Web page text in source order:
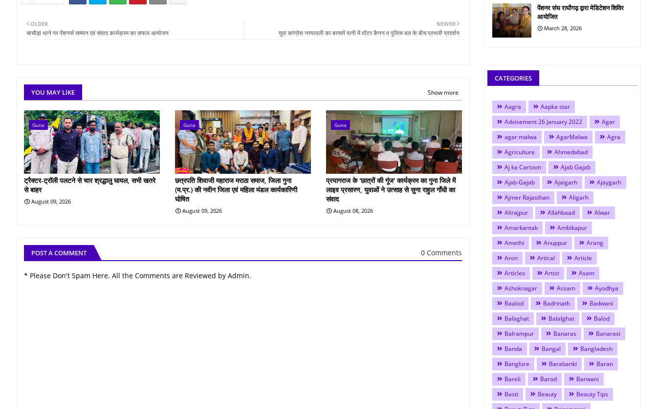
NEWER
युवा कांग्रेस नरयावली का बरसतें पानी में वॉटर कैनन व पुलिस बल के बीच प्रभावी प्रदर्शन
OLDER
चाचौड़ा थाने पर पेंशनर्स सम्मान एवं संवाद कार्यक्रम का सफल आयोजन
YOU MAY LIKE Show more
Guna
ट्रैक्टर-ट्रॉली पलटने से चार श्रद्धालु घायल, सभी खतरे
से बाहर
August 09, 2026
Guna
छत्रपति शिवाजी महाराज मराठा समाज, जिला गुना
(म.प्र.) की नवीन जिला एवं महिला मंडल कार्यकारिणी
घोषित
August 09, 2026
Guna
प्रयागराज के 'छात्रों की गूंज' कार्यक्रम का गुना जिले में
लाइव प्रसारण, युवाओं ने उत्साह से सुना राहुल गाँधी का
संवाद
August 08, 2026
POST A COMMENT 0 Comments
* Please Don't Spam Here. All the Comments are Reviewed by Admin.
पेंशनर संघ राघौगढ़ द्वारा मेडिटेशन शिविर
आयोजित
March 28, 2026
CATEGORIES
Aagra
Aapka star
Advisement 26 January 2022
Agar
agar malwa
AgarMalwa
Agra
Agriculture
Ahmedabad
Aj ka Cartoon
Ajab Gajab
Ajab-Gajab
Ajaigarh
Ajaygarh
Ajmer Rajasthan
Aligarh
Alirajpur
Allahbaad
Alwar
Amarkantak
Ambikapur
Amethi
Anuppur
Arang
Aron
Artical
Article
Articles
Artist
Asam
Ashoknagar
Assam
Ayodhya
Baalod
Badrinath
Badwani
Balaghat
Balalghat
Balod
Balrampur
Banaras
Banarasi
Banda
Bangal
Bangladesh
Banglore
Barabanki
Baran
Bareli
Barod
Barwani
Basti
Beauty
Beauty Tips